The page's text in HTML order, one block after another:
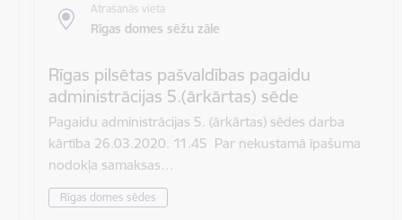
Atrašanās vieta
Rīgas domes sēžu zāle
Rīgas pilsētas pašvaldības pagaidu
administrācijas 5.(ārkārtas) sēde
Pagaidu administrācijas 5. (ārkārtas) sēdes darba
kārtība 26.03.2020. 11.45 Par nekustamā īpašuma
nodokļa samaksas…
Rīgas domes sēdes